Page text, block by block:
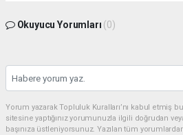
Okuyucu Yorumları (0)
Yorum yazarak Topluluk Kuralları’nı kabul etmiş
sitesine yaptığınız yorumunuzla ilgili doğrudan
başınıza üstleniyorsunuz. Yazılan tüm